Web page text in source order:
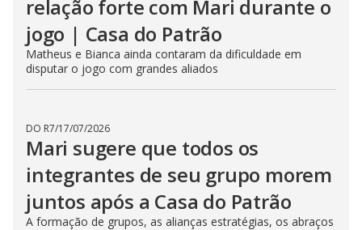
relação forte com Mari durante o
jogo | Casa do Patrão
Matheus e Bianca ainda contaram da dificuldade em
disputar o jogo com grandes aliados
DO R7/17/07/2026
Mari sugere que todos os
integrantes de seu grupo morem
juntos após a Casa do Patrão
A formação de grupos, as alianças estratégias, os abraços